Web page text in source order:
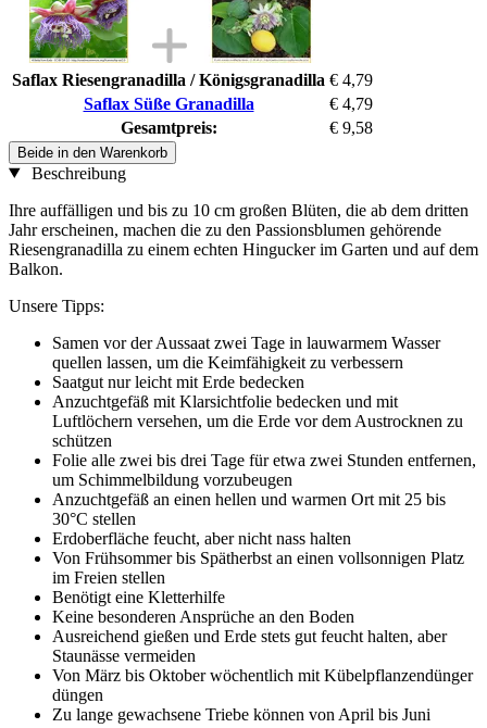
Saflax Riesengranadilla / Königsgranadilla € 4,79
Saflax Süße Granadilla
€ 4,79
Gesamtpreis:
€ 9,58
Beide in den Warenkorb
Beschreibung
Ihre auffälligen und bis zu 10 cm großen Blüten, die ab dem dritten
Jahr erscheinen, machen die zu den Passionsblumen gehörende
Riesengranadilla zu einem echten Hingucker im Garten und auf dem
Balkon.
Unsere Tipps:
Samen vor der Aussaat zwei Tage in lauwarmem Wasser
quellen lassen, um die Keimfähigkeit zu verbessern
Saatgut nur leicht mit Erde bedecken
Anzuchtgefäß mit Klarsichtfolie bedecken und mit
Luftlöchern versehen, um die Erde vor dem Austrocknen zu
schützen
Folie alle zwei bis drei Tage für etwa zwei Stunden entfernen,
um Schimmelbildung vorzubeugen
Anzuchtgefäß an einen hellen und warmen Ort mit 25 bis
30°C stellen
Erdoberfläche feucht, aber nicht nass halten
Von Frühsommer bis Spätherbst an einen vollsonnigen Platz
im Freien stellen
Benötigt eine Kletterhilfe
Keine besonderen Ansprüche an den Boden
Ausreichend gießen und Erde stets gut feucht halten, aber
Staunässe vermeiden
Von März bis Oktober wöchentlich mit Kübelpflanzendünger
düngen
Zu lange gewachsene Triebe können von April bis Juni